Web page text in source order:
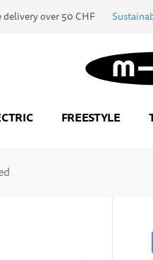
delivery over 50 CHF
Go to Home Page
FREESTYLE